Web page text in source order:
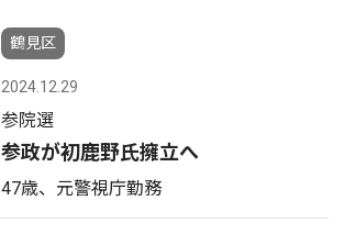
鶴見区
2024.12.29
参院選
参政が初鹿野氏擁立へ
47歳、元警視庁勤務